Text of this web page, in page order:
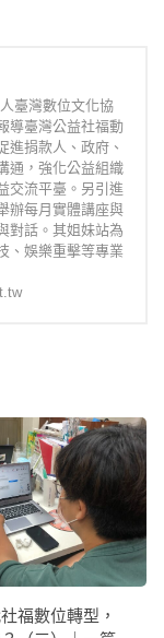
臺灣數位文化協
導臺灣公益社福動
進捐款人、政府、
通，強化公益組織
交流平臺。另引進
辦每月實體講座與
對話。其姐妹站為
、娛樂重擊等專業
福數位轉型，